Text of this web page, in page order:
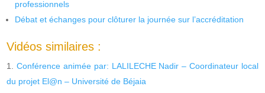
professionnels
Débat et échanges pour clôturer la journée sur l’accréditation
Vidéos similaires :
Conférence animée par: LALILECHE Nadir – Coordinateur local
du projet El@n – Université de Béjaia